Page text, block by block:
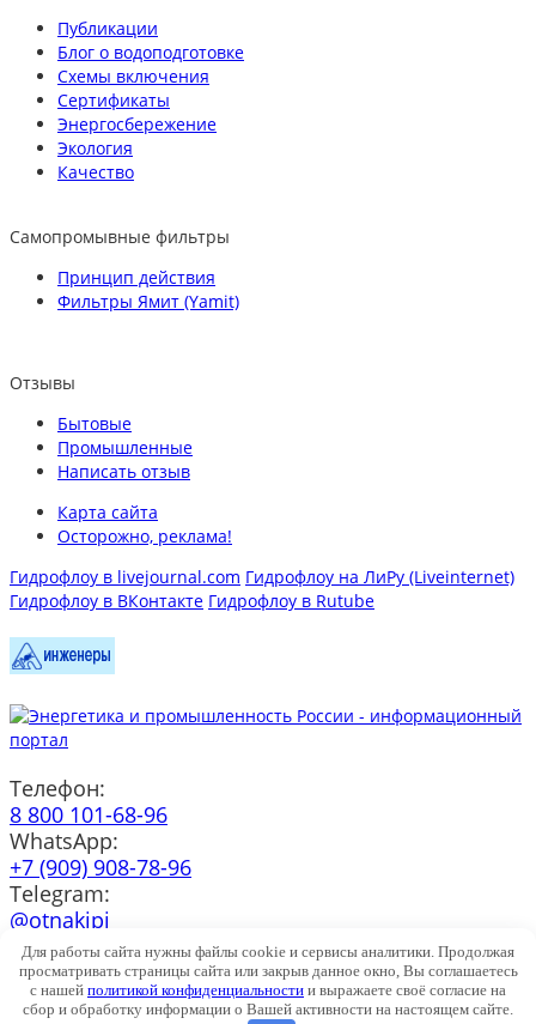
Публикации
Блог о водоподготовке
Схемы включения
Сертификаты
Энергосбережение
Экология
Качество
Самопромывные фильтры
Принцип действия
Фильтры Ямит (Yamit)
Отзывы
Бытовые
Промышленные
Написать отзыв
Карта сайта
Осторожно, реклама!
Гидрофлоу в livejournal.com Гидрофлоу на ЛиРу (Liveinternet)
Гидрофлоу в ВКонтакте Гидрофлоу в Rutube
Телефон:
8 800 101-68-96
WhatsApp:
+7 (909) 908-78-96
Telegram:
@otnakipi
e-mail:
info@h-flow.ru
© ООО "Гидрофлоу" 2004-2025 |Соглашение с посетителем
Для работы сайта нужны файлы cookie и сервисы аналитики. Продолжая
просматривать страницы сайта или закрыв данное окно, Вы соглашаетесь
с нашей политикой конфиденциальности и выражаете своё согласие на
сбор и обработку информации о Вашей активности на настоящем сайте.